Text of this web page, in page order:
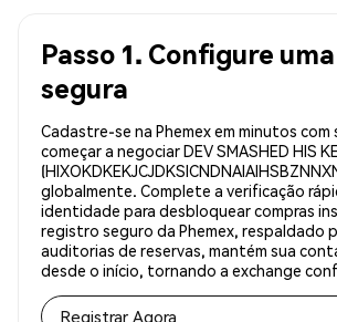
Passo 1. Configure
segura
Cadastre-se na Phemex em minutos com
começar a negociar DEV SMASHED HIS
globalmente. Complete a verificação
identidade para desbloquear compras
registro seguro da Phemex, respaldado
auditorias de reservas, mantém sua
desde o início, tornando a exchange
Registrar Agora